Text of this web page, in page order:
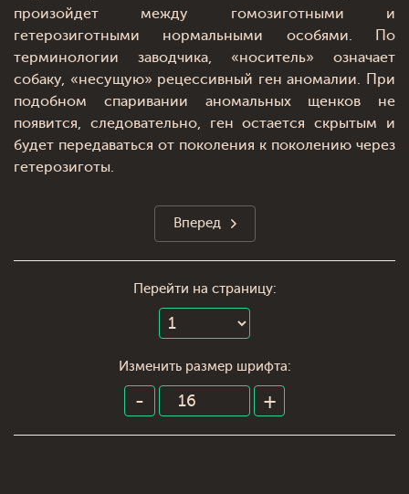
произойдет между гомозиготными и
гетерозиготными нормальными особями. По
терминологии заводчика, «носитель» означает
собаку, «несущую» рецессивный ген аномалии. При
подобном спаривании аномальных щенков не
появится, следовательно, ген остается скрытым и
будет передаваться от поколения к поколению через
гетерозиготы.
Вперед
Перейти на страницу:
Изменить размер шрифта: